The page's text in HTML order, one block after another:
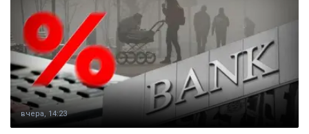
вчера, 14:23